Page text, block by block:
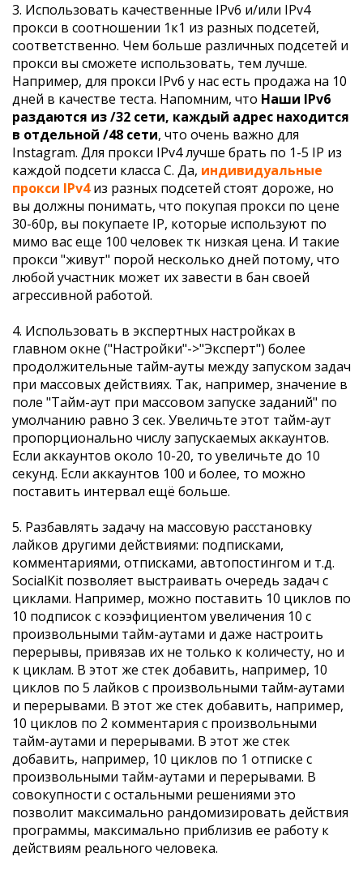
3. Использовать качественные IPv6 и/или IPv4
прокси в соотношении 1к1 из разных подсетей,
соответственно. Чем больше различных подсетей и
прокси вы сможете использовать, тем лучше.
Например, для прокси IPv6 у нас есть продажа на 10
дней в качестве теста. Напомним, что Наши IPv6
раздаются из /32 сети, каждый адрес находится
в отдельной /48 сети, что очень важно для
Instagram. Для прокси IPv4 лучше брать по 1-5 IP из
каждой подсети класса C. Да, индивидуальные
прокси IPv4из разных подсетей стоят дороже, но
вы должны понимать, что покупая прокси по цене
30-60р, вы покупаете IP, которые используют по
мимо вас еще 100 человек тк низкая цена. И такие
прокси "живут" порой несколько дней потому, что
любой участник может их завести в бан своей
агрессивной работой.
4. Использовать в экспертных настройках в
главном окне ("Настройки"->"Эксперт") более
продолжительные тайм-ауты между запуском задач
при массовых действиях. Так, например, значение в
поле "Тайм-аут при массовом запуске заданий" по
умолчанию равно 3 сек. Увеличьте этот тайм-аут
пропорционально числу запускаемых аккаунтов.
Если аккаунтов около 10-20, то увеличьте до 10
секунд. Если аккаунтов 100 и более, то можно
поставить интервал ещё больше.
5. Разбавлять задачу на массовую расстановку
лайков другими действиями: подписками,
комментариями, отписками, автопостингом и т.д.
SocialKit позволяет выстраивать очередь задач с
циклами. Например, можно поставить 10 циклов по
10 подписок с коээфициентом увеличения 10 с
произвольными тайм-аутами и даже настроить
перерывы, привязав их не только к количесту, но и
к циклам. В этот же стек добавить, например, 10
циклов по 5 лайков с произвольными тайм-аутами
и перерывами. В этот же стек добавить, например,
10 циклов по 2 комментария с произвольными
тайм-аутами и перерывами. В этот же стек
добавить, например, 10 циклов по 1 отписке с
произвольными тайм-аутами и перерывами. В
совокупности с остальными решениями это
позволит максимально рандомизировать действия
программы, максимально приблизив ее работу к
действиям реального человека.